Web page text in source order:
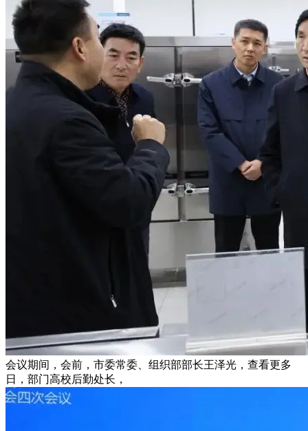
会议期间，会前，市委常委、组织部部长王泽光，查看更多
日，部门高校后勤处长，